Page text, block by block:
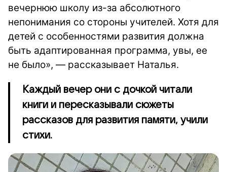
вечернюю школу из-за абсолютного
непонимания со стороны учителей. Хотя для
детей с особенностями развития должна
быть адаптированная программа, увы, ее
не было», — рассказывает Наталья.
Каждый вечер они с дочкой читали
книги и пересказывали сюжеты
рассказов для развития памяти, учили
стихи.